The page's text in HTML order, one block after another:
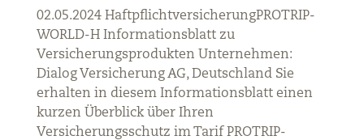
02.05.2024 HaftpflichtversicherungPROTRIP-
WORLD-H Informationsblatt zu
Versicherungsprodukten Unternehmen:
Dialog Versicherung AG, Deutschland Sie
erhalten in diesem Informationsblatt einen
kurzen Überblick über Ihren
Versicherungsschutz im Tarif PROTRIP-